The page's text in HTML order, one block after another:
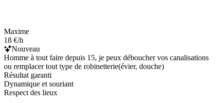
Maxime
18 €/h
Nouveau
Homme à tout faire depuis 15, je peux déboucher vos canalisations
ou remplacer tout type de robinetterie(évier, douche)
Résultat garanti
Dynamique et souriant
Respect des lieux